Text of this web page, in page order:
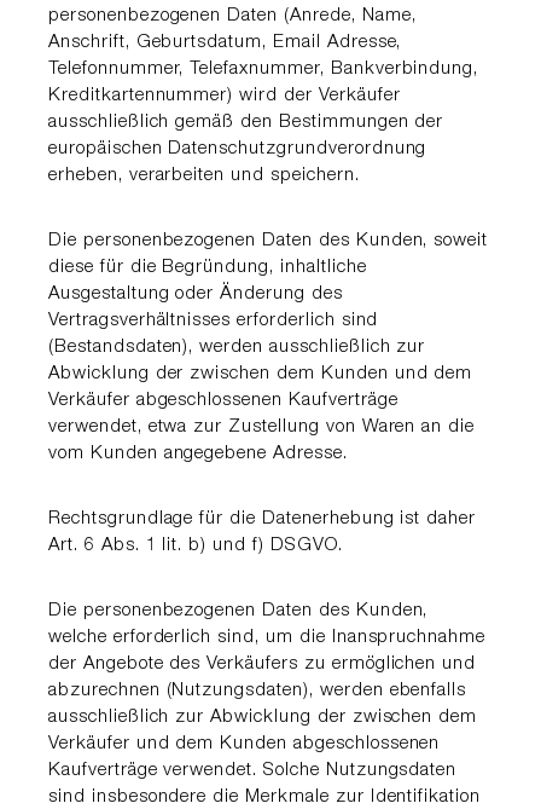
personenbezogenen Daten (Anrede, Name,
Anschrift, Geburtsdatum, Email Adresse,
Telefonnummer, Telefaxnummer, Bankverbindung,
Kreditkartennummer) wird der Verkäufer
ausschließlich gemäß den Bestimmungen der
europäischen Datenschutzgrundverordnung
erheben, verarbeiten und speichern.
Die personenbezogenen Daten des Kunden, soweit
diese für die Begründung, inhaltliche
Ausgestaltung oder Änderung des
Vertragsverhältnisses erforderlich sind
(Bestandsdaten), werden ausschließlich zur
Abwicklung der zwischen dem Kunden und dem
Verkäufer abgeschlossenen Kaufverträge
verwendet, etwa zur Zustellung von Waren an die
vom Kunden angegebene Adresse.
Rechtsgrundlage für die Datenerhebung ist daher
Art. 6 Abs. 1 lit. b) und f) DSGVO.
Die personenbezogenen Daten des Kunden,
welche erforderlich sind, um die Inanspruchnahme
der Angebote des Verkäufers zu ermöglichen und
abzurechnen (Nutzungsdaten), werden ebenfalls
ausschließlich zur Abwicklung der zwischen dem
Verkäufer und dem Kunden abgeschlossenen
Kaufverträge verwendet. Solche Nutzungsdaten
sind insbesondere die Merkmale zur Identifikation